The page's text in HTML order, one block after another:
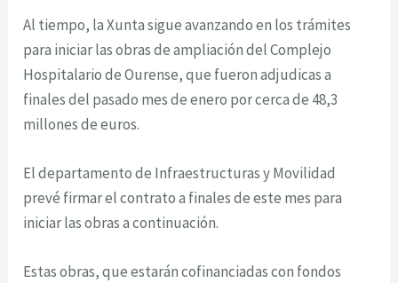
Al tiempo, la Xunta sigue avanzando en los trámites
para iniciar las obras de ampliación del Complejo
Hospitalario de Ourense, que fueron adjudicas a
finales del pasado mes de enero por cerca de 48,3
millones de euros.
El departamento de Infraestructuras y Movilidad
prevé firmar el contrato a finales de este mes para
iniciar las obras a continuación.
Estas obras, que estarán cofinanciadas con fondos